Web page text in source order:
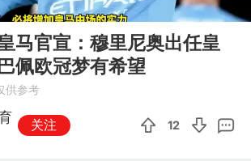
00:30
马官宣：穆里尼奥出任皇
佩欧冠梦有希望
供参考
关注 12